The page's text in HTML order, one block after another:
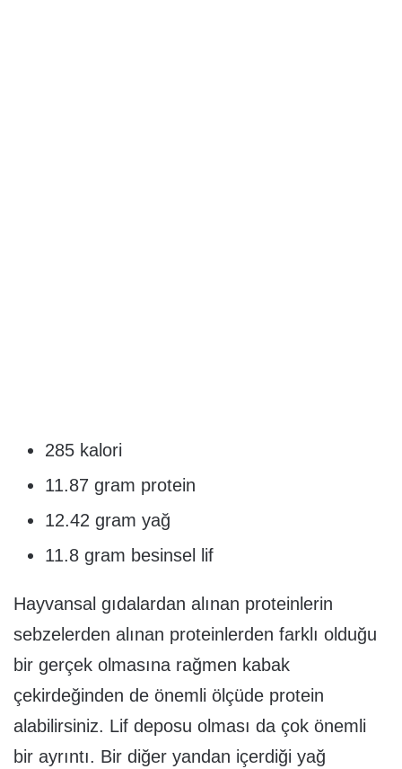
285 kalori
11.87 gram protein
12.42 gram yağ
11.8 gram besinsel lif
Hayvansal gıdalardan alınan proteinlerin
sebzelerden alınan proteinlerden farklı olduğu
bir gerçek olmasına rağmen kabak
çekirdeğinden de önemli ölçüde protein
alabilirsiniz. Lif deposu olması da çok önemli
bir ayrıntı. Bir diğer yandan içerdiği yağ